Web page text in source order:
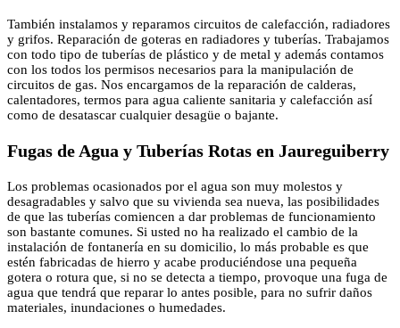
También instalamos y reparamos circuitos de calefacción, radiadores
y grifos. Reparación de goteras en radiadores y tuberías. Trabajamos
con todo tipo de tuberías de plástico y de metal y además contamos
con los todos los permisos necesarios para la manipulación de
circuitos de gas. Nos encargamos de la reparación de calderas,
calentadores, termos para agua caliente sanitaria y calefacción así
como de desatascar cualquier desagüe o bajante.
Fugas de Agua y Tuberías Rotas en Jaureguiberry
Los problemas ocasionados por el agua son muy molestos y
desagradables y salvo que su vivienda sea nueva, las posibilidades
de que las tuberías comiencen a dar problemas de funcionamiento
son bastante comunes. Si usted no ha realizado el cambio de la
instalación de fontanería en su domicilio, lo más probable es que
estén fabricadas de hierro y acabe produciéndose una pequeña
gotera o rotura que, si no se detecta a tiempo, provoque una fuga de
agua que tendrá que reparar lo antes posible, para no sufrir daños
materiales, inundaciones o humedades.